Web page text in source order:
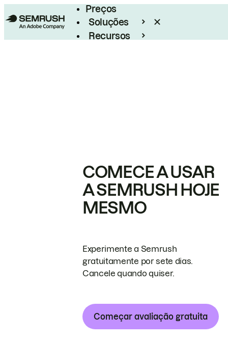
Preços
Soluções
Recursos
COMECE A USAR
A SEMRUSH HOJE
MESMO
Experimente a Semrush
gratuitamente por sete dias.
Cancele quando quiser.
Começar avaliação gratuita